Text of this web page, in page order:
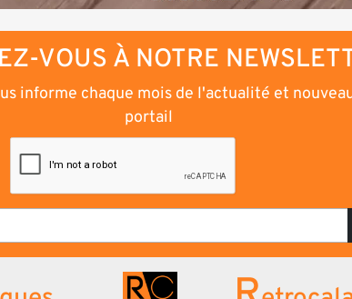
VOUS À NOTRE
informe chaque mois de l'actualité et
portail